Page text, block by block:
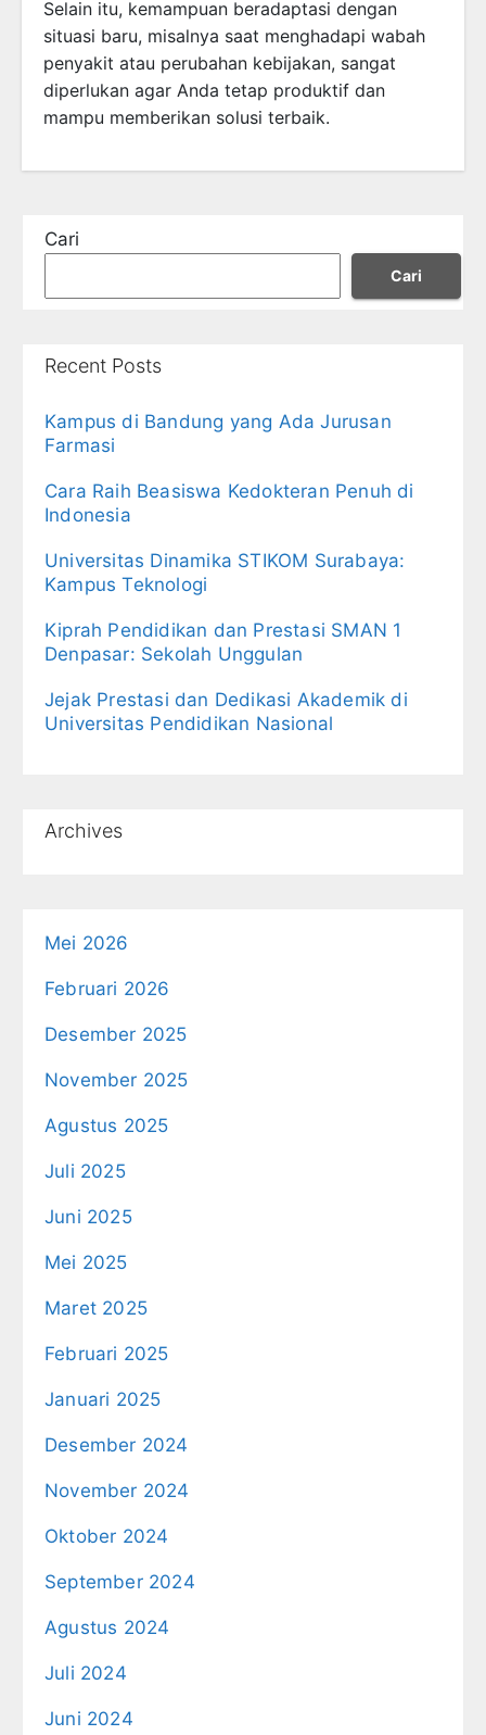
Selain itu, kemampuan beradaptasi dengan
situasi baru, misalnya saat menghadapi wabah
penyakit atau perubahan kebijakan, sangat
diperlukan agar Anda tetap produktif dan
mampu memberikan solusi terbaik.
Cari
Cari
Recent Posts
Kampus di Bandung yang Ada Jurusan
Farmasi
Cara Raih Beasiswa Kedokteran Penuh di
Indonesia
Universitas Dinamika STIKOM Surabaya:
Kampus Teknologi
Kiprah Pendidikan dan Prestasi SMAN 1
Denpasar: Sekolah Unggulan
Jejak Prestasi dan Dedikasi Akademik di
Universitas Pendidikan Nasional
Archives
Mei 2026
Februari 2026
Desember 2025
November 2025
Agustus 2025
Juli 2025
Juni 2025
Mei 2025
Maret 2025
Februari 2025
Januari 2025
Desember 2024
November 2024
Oktober 2024
September 2024
Agustus 2024
Juli 2024
Juni 2024